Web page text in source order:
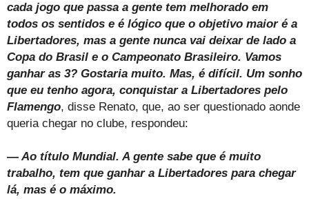
cada jogo que passa a gente tem melhorado em
todos os sentidos e é lógico que o objetivo maior é a
Libertadores, mas a gente nunca vai deixar de lado a
Copa do Brasil e o Campeonato Brasileiro. Vamos
ganhar as 3? Gostaria muito. Mas, é difícil. Um sonho
que eu tenho agora, conquistar a Libertadores pelo
Flamengo, disse Renato, que, ao ser questionado aonde
queria chegar no clube, respondeu:
— Ao título Mundial. A gente sabe que é muito
trabalho, tem que ganhar a Libertadores para chegar
lá, mas é o máximo.